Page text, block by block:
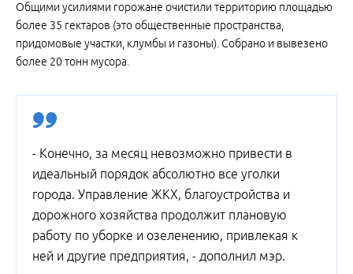
Общими усилиями горожане очистили территорию площадью
более 35 гектаров (это общественные пространства,
придомовые участки, клумбы и газоны). Собрано и вывезено
более 20 тонн мусора.
- Конечно, за месяц невозможно привести в
идеальный порядок абсолютно все уголки
города. Управление ЖКХ, благоустройства и
дорожного хозяйства продолжит плановую
работу по уборке и озеленению, привлекая к
ней и другие предприятия, - дополнил мэр.